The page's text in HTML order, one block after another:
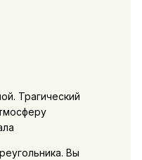
Трагический
Вы